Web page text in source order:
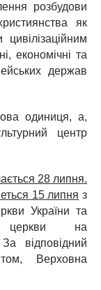
розбудови
як
економічні та
держав
одиниця, а,
центр
28 липня.
15 липня з
України та
церкви на
відповідний
Верховна